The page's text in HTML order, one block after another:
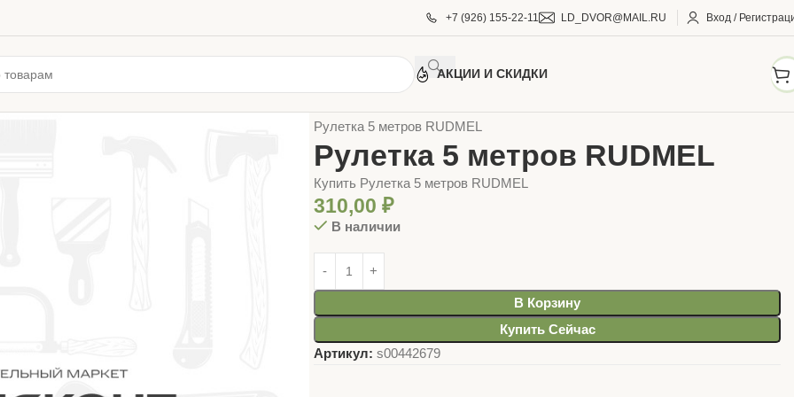
+7 (926) 155-22-11 LD_DVOR@MAIL.RU Вход /
АКЦИИ И СКИДКИ
Рулетка 5 метров RUDMEL
Рулетка 5 метров RUDMEL
Купить Рулетка 5 метров RUDMEL
310,00₽
В наличии
В Корзину
Купить Сейчас
Артикул:s00442679